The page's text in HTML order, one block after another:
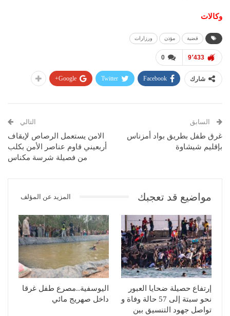
وكالات
قضية مؤذن ورزارات
0 9٬433
شارك Facebook
Twitter
Google+
السابق
غرق طفل بطريق بواد أمزناس
بإقليم شيشاوة
التالي
الامن يستعمل الرصاص لإيقاف
أربعيني قاوم عناصر الأمن بكلب
من فصيلة شرسة مكناس
مواضيع قد تعجبك المزيد عن المؤلف
إرتفاع حصيلة ضحايا العبور
نحو سبتة إلى 57 حالة وفاة و
تواصل جهود التنسيق بين
اليوسفية..مصرع طفل غرقا
داخل صهريج مائي